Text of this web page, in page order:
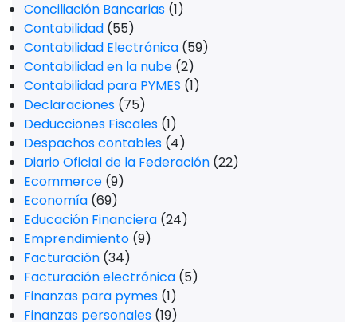
Conciliación Bancarias (1)
Contabilidad (55)
Contabilidad Electrónica (59)
Contabilidad en la nube (2)
Contabilidad para PYMES (1)
Declaraciones (75)
Deducciones Fiscales (1)
Despachos contables (4)
Diario Oficial de la Federación (22)
Ecommerce (9)
Economía (69)
Educación Financiera (24)
Emprendimiento (9)
Facturación (34)
Facturación electrónica (5)
Finanzas para pymes (1)
Finanzas personales (19)